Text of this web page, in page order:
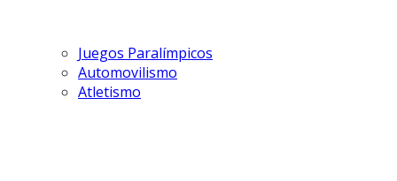
Juegos Paralímpicos
Automovilismo
Atletismo